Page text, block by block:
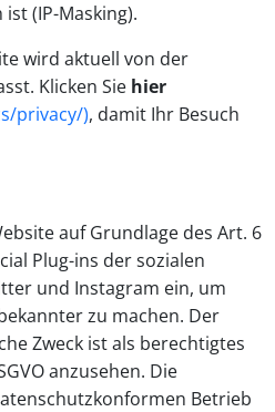
(IP-Masking).
wird aktuell von der
Klicken Sie hier
privacy/), damit Ihr Besuch
auf Grundlage des Art. 6
Plug-ins der sozialen
und Instagram ein, um
zu machen. Der
Zweck ist als berechtigtes
anzusehen. Die
Betrieb